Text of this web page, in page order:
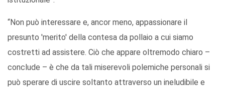
“Non può interessare e, ancor meno, appassionare il
presunto 'merito' della contesa da pollaio a cui siamo
costretti ad assistere. Ciò che appare oltremodo chiaro –
conclude – è che da tali miserevoli polemiche personali si
può sperare di uscire soltanto attraverso un ineludibile e